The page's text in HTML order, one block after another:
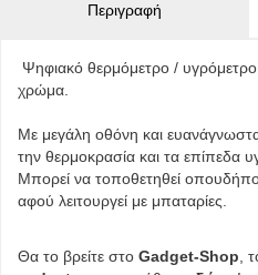
Περιγραφή
Ψηφιακό θερμόμετρο /
χρώμα.
Με μεγάλη οθόνη και
την θερμοκρασία και τα επίπεδα
Μπορεί να τοποθετηθεί
αφού λειτουργεί με μπαταρίες.
Θα το βρείτε στο Gadget-Shop ,